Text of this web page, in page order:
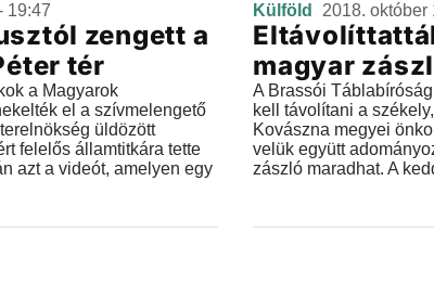
19:47
zengett a
tér
a Magyarok
el a szívmelengető
üldözött
felelős államtitkára tette
azt a videót, amelyen egy
Külföld 2018. október
magyar
A Brassói
kell távolítani a
Kovászna megyei
velük együtt
zászló maradhat. A